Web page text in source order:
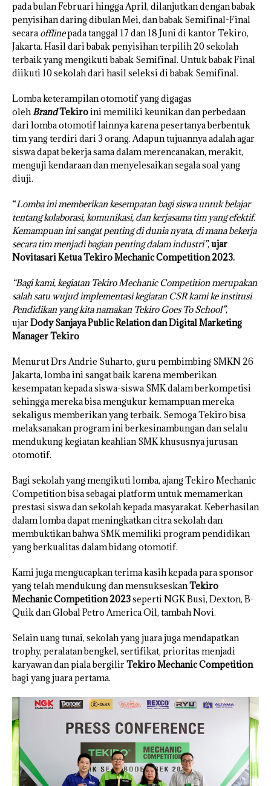
pada bulan Februari hingga April, dilanjutkan dengan babak
penyisihan daring dibulan Mei, dan babak Semifinal-Final
secaraofflinepada tanggal 17 dan 18 Juni di kantor Tekiro,
Jakarta. Hasil dari babak penyisihan terpilih 20 sekolah
terbaik yang mengikuti babak Semifinal. Untuk babak Final
diikuti 10 sekolah dari hasil seleksi di babak Semifinal.
Lomba keterampilan otomotif yang digagas
olehBrandTekiroini memiliki keunikan dan perbedaan
dari lomba otomotif lainnya karena pesertanya berbentuk
tim yang terdiri dari 3 orang. Adapun tujuannya adalah agar
siswa dapat bekerja sama dalam merencanakan, merakit,
menguji kendaraan dan menyelesaikan segala soal yang
diuji.
“Lomba ini memberikan kesempatan bagi siswa untuk belajar
tentang kolaborasi, komunikasi, dan kerjasama tim yang efektif.
Kemampuan ini sangat penting di dunia nyata, di mana bekerja
secara tim menjadi bagian penting dalam industri”,ujar
Novitasari Ketua Tekiro Mechanic Competition 2023.
“Bagi kami, kegiatan Tekiro Mechanic Competition merupakan
salah satu wujud implementasi kegiatan CSR kami ke institusi
Pendidikan yang kita namakan Tekiro Goes To School”,
ujarDody Sanjaya Public Relation dan Digital Marketing
Manager Tekiro
Menurut Drs Andrie Suharto, guru pembimbing SMKN 26
Jakarta, lomba ini sangat baik karena memberikan
kesempatan kepada siswa-siswa SMK dalam berkompetisi
sehingga mereka bisa mengukur kemampuan mereka
sekaligus memberikan yang terbaik. Semoga Tekiro bisa
melaksanakan program ini berkesinambungan dan selalu
mendukung kegiatan keahlian SMK khususnya jurusan
otomotif.
Bagi sekolah yang mengikuti lomba, ajang Tekiro Mechanic
Competition bisa sebagai platform untuk memamerkan
prestasi siswa dan sekolah kepada masyarakat. Keberhasilan
dalam lomba dapat meningkatkan citra sekolah dan
membuktikan bahwa SMK memiliki program pendidikan
yang berkualitas dalam bidang otomotif.
Kami juga mengucapkan terima kasih kepada para sponsor
yang telah mendukung dan mensukseskanTekiro
Mechanic Competition 2023seperti NGK Busi, Dexton, B-
Quik dan Global Petro America Oil, tambah Novi.
Selain uang tunai, sekolah yang juara juga mendapatkan
trophy, peralatan bengkel, sertifikat, prioritas menjadi
karyawan dan piala bergilirTekiro Mechanic Competition
bagi yang juara pertama.